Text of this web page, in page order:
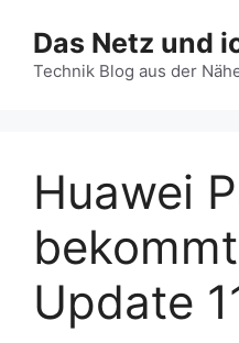
Inhalt
springen
Das Netz und
Technik Blog aus der
Huawei
Update